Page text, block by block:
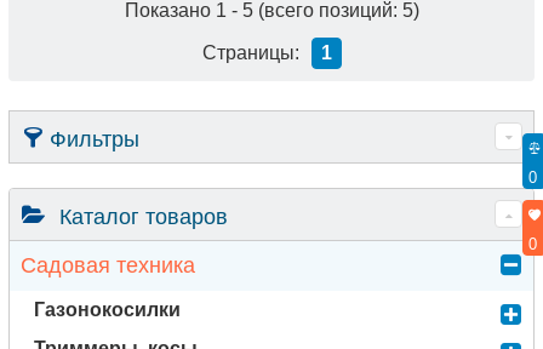
лучшую стоимость.
Для того чтобы купить Мотобуры, достаточно оформить
заявку на сайте или связаться с консультантом в режиме
Показано 1- 5(всего позиций: 5)
Страницы: 1
Фильтры
Каталог товаров
Садовая техника
Газонокосилки
0
0